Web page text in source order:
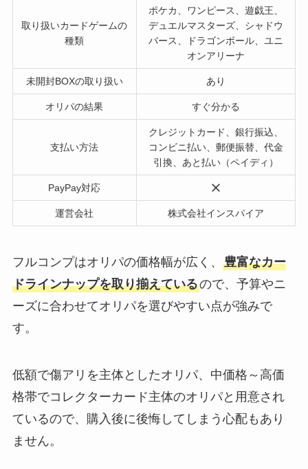
取り扱いカードゲームの
種類
ポケカ、ワンピース、遊戯王、
デュエルマスターズ、シャドウ
バース、ドラゴンボール、ユニ
オンアリーナ
未開封BOXの取り扱い あり
オリパの結果 すぐ分かる
支払い方法
クレジットカード、銀行振込、
コンビニ払い、郵便振替、代金
引換、あと払い（ペイディ）
PayPay対応
運営会社 株式会社インスパイア
フルコンプはオリパの価格幅が広く、 豊富なカー
ドラインナップを取り揃えているので、予算やニ
ーズに合わせてオリパを選びやすい点が強みで
す。
低額で傷アリを主体としたオリパ、中価格～高価
格帯でコレクターカード主体のオリパと用意され
ているので、購入後に後悔してしまう心配もあり
ません。